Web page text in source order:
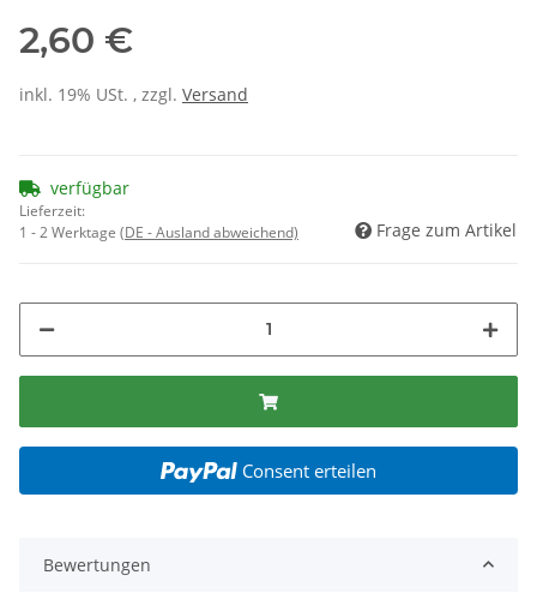
2,60 €
inkl. 19% USt. , zzgl. Versand
verfügbar
Lieferzeit:
1 - 2 Werktage (DE - Ausland abweichend) Frage zum Artikel
Consent erteilen
Bewertungen